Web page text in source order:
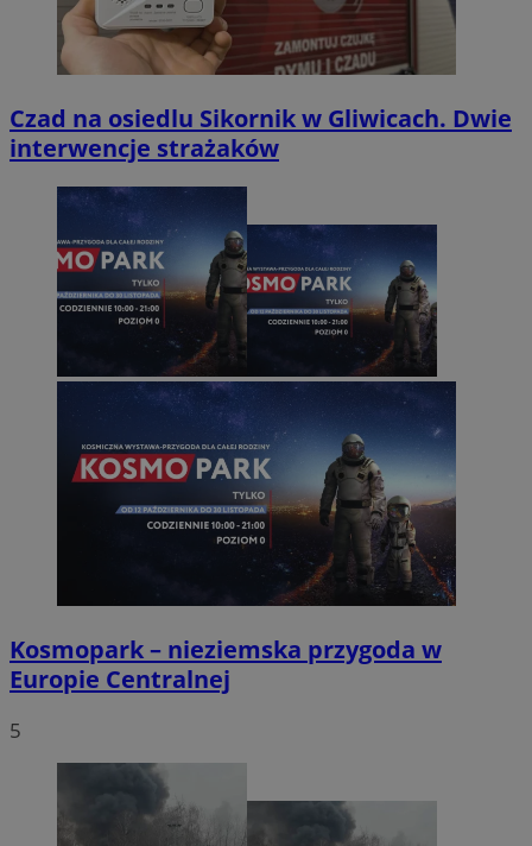
Czad na osiedlu Sikornik w Gliwicach. Dwie
interwencje strażaków
Kosmopark – nieziemska przygoda w
Europie Centralnej
5